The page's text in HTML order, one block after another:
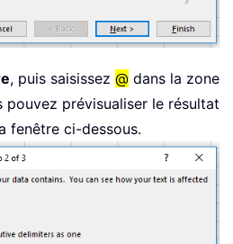
, puis saisissez @ dans la zone
pouvez prévisualiser le résultat
fenêtre ci-dessous.